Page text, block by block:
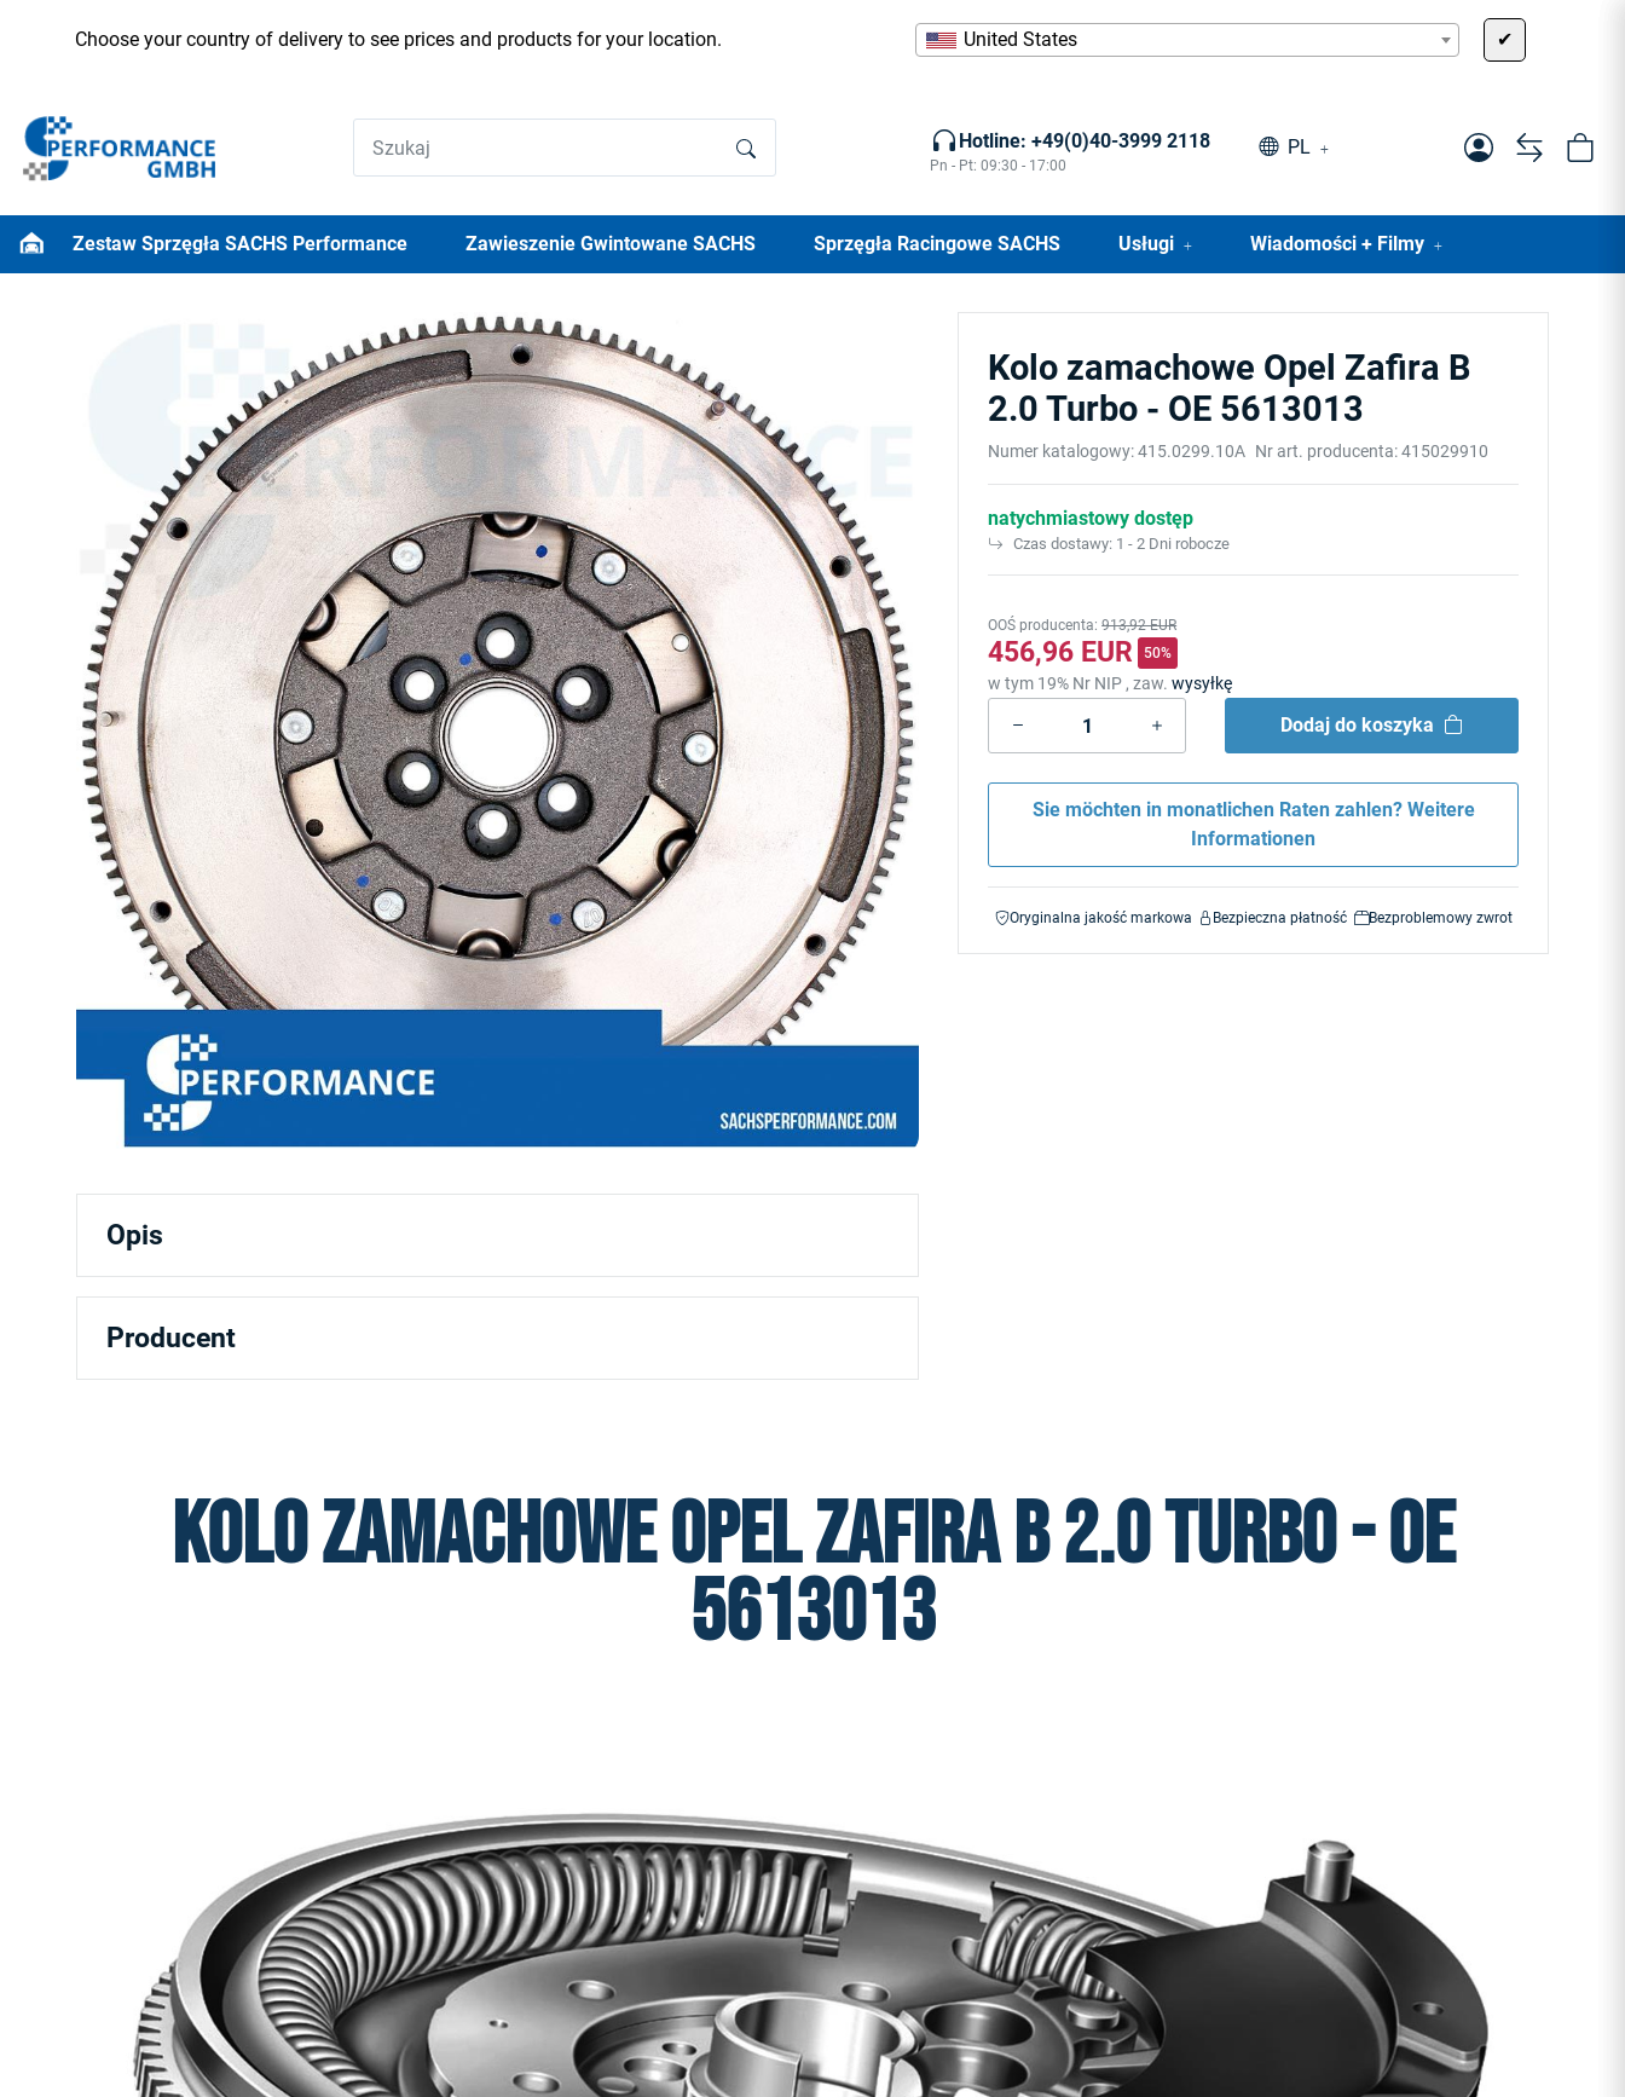
Choose your country of delivery to see prices and products for your location. United States ✔
Hotline: +49(0)40-3999 2118
Pn - Pt: 09:30 - 17:00
PL
Zestaw Sprzęgła SACHS Performance Zawieszenie Gwintowane SACHS Sprzęgła Racingowe SACHS Usługi Wiadomości + Filmy
Kolo zamachowe Opel Zafira B
2.0 Turbo - OE 5613013
Numer katalogowy:415.0299.10A Nr art. producenta:415029910
natychmiastowy dostęp
Czas dostawy: 1 - 2 Dni robocze
OOŚ producenta:913,92 EUR
456,96 EUR 50%
w tym 19% Nr NIP , zaw.wysyłkę
Dodaj do koszyka
Sie möchten in monatlichen Raten zahlen? Weitere
Informationen
Oryginalna jakość markowa Bezpieczna płatność Bezproblemowy zwrot
Opis
Producent
Kolo zamachowe Opel Zafira B 2.0 Turbo - OE
5613013